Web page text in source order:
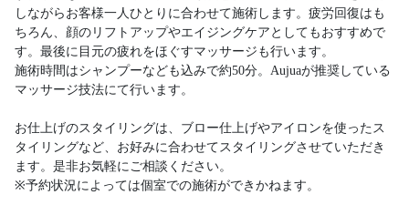
しながらお客様一人ひとりに合わせて施術します。疲労回復はも
ちろん、顔のリフトアップやエイジングケアとしてもおすすめで
す。最後に目元の疲れをほぐすマッサージも行います。
施術時間はシャンプーなども込みで約50分。Aujuaが推奨している
マッサージ技法にて行います。
お仕上げのスタイリングは、ブロー仕上げやアイロンを使ったス
タイリングなど、お好みに合わせてスタイリングさせていただき
ます。是非お気軽にご相談ください。
※予約状況によっては個室での施術ができかねます。